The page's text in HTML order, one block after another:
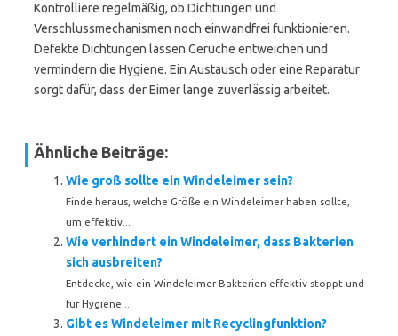
Kontrolliere regelmäßig, ob Dichtungen und
Verschlussmechanismen noch einwandfrei funktionieren.
Defekte Dichtungen lassen Gerüche entweichen und
vermindern die Hygiene. Ein Austausch oder eine Reparatur
sorgt dafür, dass der Eimer lange zuverlässig arbeitet.
Ähnliche Beiträge:
Wie groß sollte ein Windeleimer sein?
Finde heraus, welche Größe ein Windeleimer haben sollte,
um effektiv...
Wie verhindert ein Windeleimer, dass Bakterien
sich ausbreiten?
Entdecke, wie ein Windeleimer Bakterien effektiv stoppt und
für Hygiene...
Gibt es Windeleimer mit Recyclingfunktion?